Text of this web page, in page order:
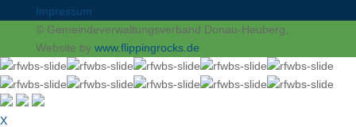
Impressum
© Gemeindeverwaltungsverband Donau-Heuberg,
Website by www.flippingrocks.de
X